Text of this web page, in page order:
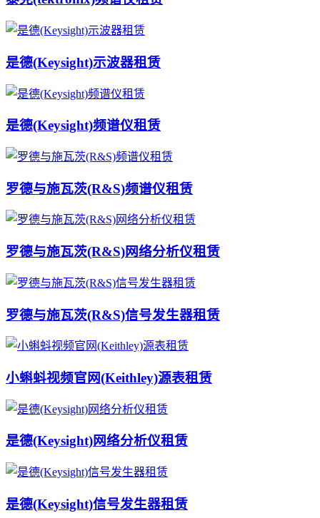
是德(Keysight)示波器租赁
是德(Keysight)频谱仪租赁
罗德与施瓦茨(R&S)频谱仪租赁
罗德与施瓦茨(R&S)网络分析仪租赁
罗德与施瓦茨(R&S)信号发生器租赁
小蝌蚪视频官网(Keithley)源表租赁
是德(Keysight)网络分析仪租赁
是德(Keysight)信号发生器租赁